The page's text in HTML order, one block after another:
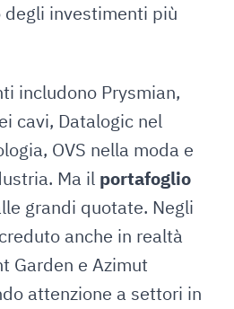
investimenti più
includono Prysmian,
cavi, Datalogic nel
OVS nella moda e
Ma il portafoglio
grandi quotate. Negli
anche in realtà
Garden e Azimut
attenzione a settori in